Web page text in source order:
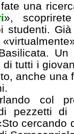
una
»,
studenti.
tutti i
anche una
col
pezzetti
cercando